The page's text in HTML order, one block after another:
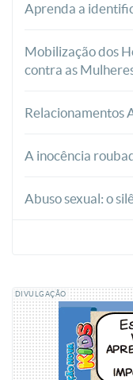
Aprenda a
Mobilização dos
contra as
Relacionamentos
A inocência
Abuso sexual: o
DIVULGAÇÃO